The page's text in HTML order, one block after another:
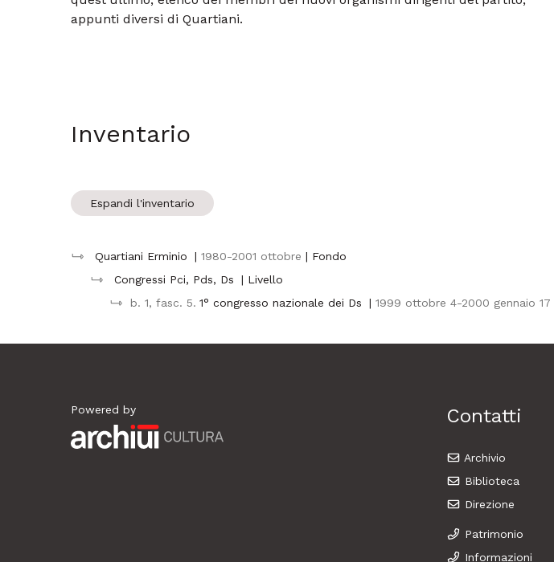
appunti diversi di Quartiani.
Inventario
Espandi l'inventario
Quartiani Erminio | 1980-2001 ottobre | Fondo
Congressi Pci, Pds, Ds
| Livello
b. 1, fasc. 5. 1° congresso nazionale dei Ds | 1999 ottobre 4-2000 gennaio 17
Contatti
Archivio
Biblioteca
Direzione
Patrimonio
Informazioni
Powered by
Archiui